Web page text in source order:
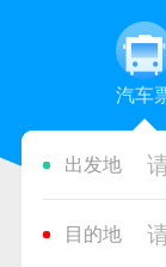
汽车
出发地
目的地